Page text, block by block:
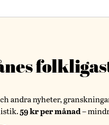
andra nyheter,
59 kr per månad–